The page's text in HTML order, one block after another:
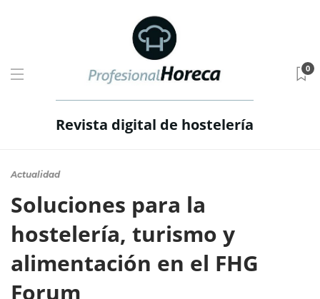
Revista digital de hostelería
0
Actualidad
Soluciones para la
hostelería, turismo y
alimentación en el FHG
Forum